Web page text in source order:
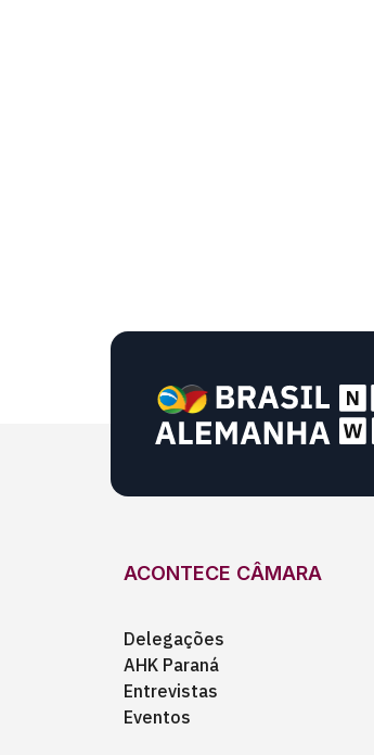
ACONTECE CÂMARA
Delegações
AHK Paraná
Entrevistas
Eventos